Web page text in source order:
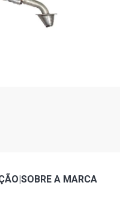
|SOBRE A MARCA